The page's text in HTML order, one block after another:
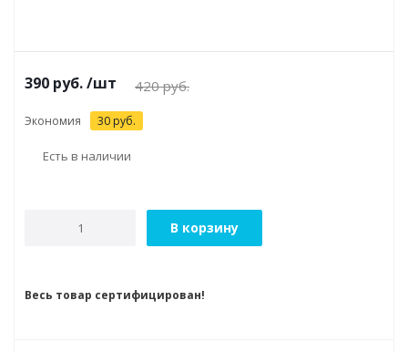
390 руб./шт 420руб.
Экономия 30 руб.
Есть в наличии
В корзину
Весь товар сертифицирован!